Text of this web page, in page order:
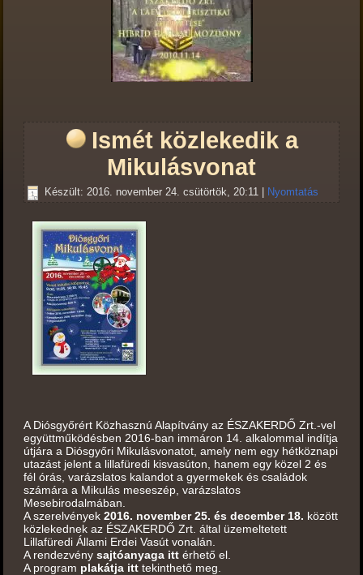
Ismét közlekedik a
Mikulásvonat
Készült: 2016. november 24. csütörtök, 20:11 Nyomtatás
A Diósgyőrért Közhasznú Alapítvány az ÉSZAKERDŐ Zrt.-vel
együttműködésben 2016-ban immáron 14. alkalommal indítja
útjára a Diósgyőri Mikulásvonatot, amely nem egy hétköznapi
utazást jelent a lillafüredi kisvasúton, hanem egy közel 2 és
fél órás, varázslatos kalandot a gyermekek és családok
számára a Mikulás meseszép, varázslatos
Mesebirodalmában.
A szerelvények2016. november 25. és december 18. között
közlekednek az ÉSZAKERDŐ Zrt. által üzemeltetett
Lillafüredi Állami Erdei Vasút vonalán.
A rendezvénysajtóanyaga itt érhető el.
A program plakátja itt tekinthető meg.